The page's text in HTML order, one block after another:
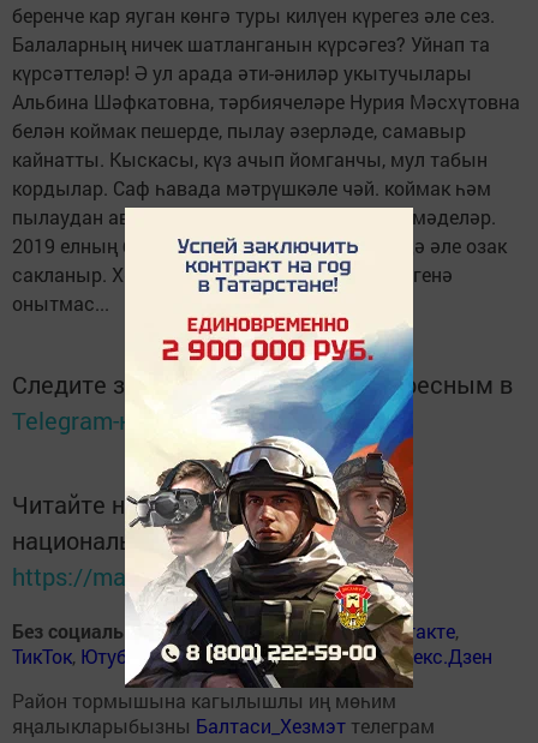
беренче кар яуган көнгә туры килүен күрегез әле сез.
Балаларның ничек шатланганын күрсәгез? Уйнап та
күрсәттеләр! Ә ул арада әти-әниләр укытучылары
Альбина Шәфкатовна, тәрбиячеләре Нурия Мәсхүтовна
белән коймак пешерде, пылау әзерләде, самавыр
кайнатты. Кыскасы, күз ачып йомганчы, мул табын
кордылар. Саф һавада мәтрүшкәле чәй. коймак һәм
пылаудан авыз итеп көннең узганын да сизмәделәр.
2019 елның беренче кары балалар күңелендә әле озак
сакланыр. Хәер, бу көнне әти-әниләр дә тиз генә
онытмас...
Следите за самым важным и интересным в
Telegram-канале
Татмедиа
Читайте новости Татарстана в
национальном мессенджере MАХ:
https://max.ru/tatmedia
Без социаль челтәрләрдә ВКонтакте,ВКонтакте,
ТикТок, Ютуб Одноклассники,Телеграм,Яндекс.Дзен
Район тормышына кагылышлы иң мөһим
яңалыкларыбызны Балтаси_Хезмэт телеграм